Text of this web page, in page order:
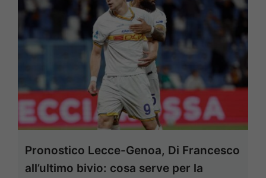
Pronostico Lecce-Genoa, Di Francesco
all’ultimo bivio: cosa serve per la